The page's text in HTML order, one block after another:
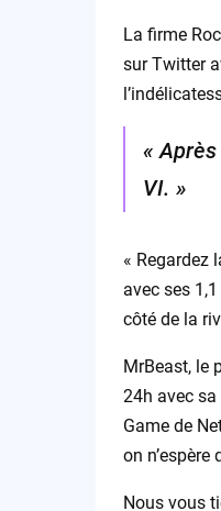
La firme
sur Twitter
«
VI. »
« Regardez
avec ses
côté de la
MrBeast, le
24h avec
Game de
on
Nous vous